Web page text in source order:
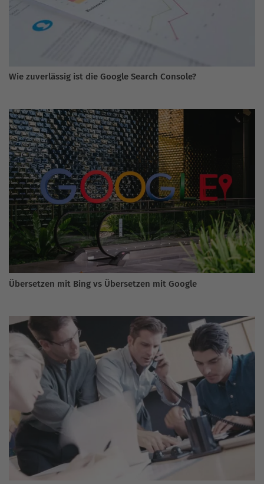
Wie zuverlässig ist die Google Search Console?
Übersetzen mit Bing vs Übersetzen mit Google